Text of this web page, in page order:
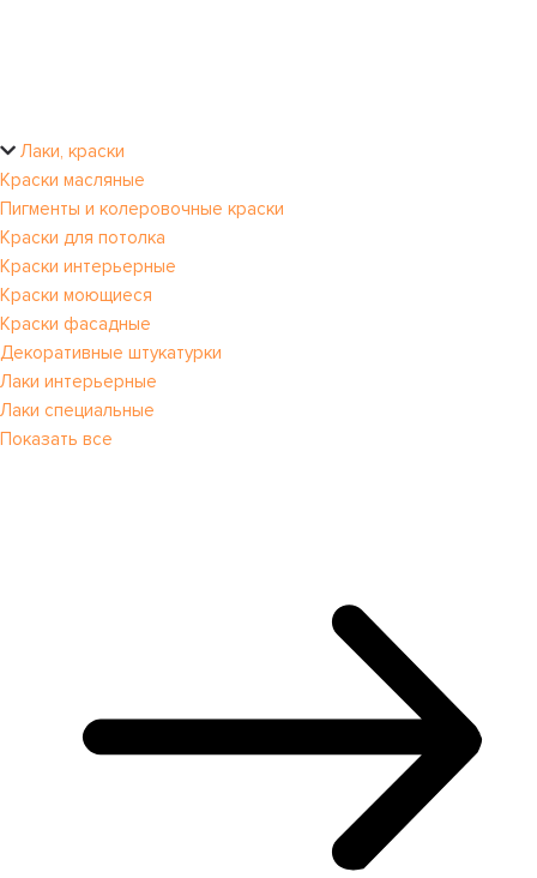
Лаки, краски
Краски масляные
Пигменты и колеровочные краски
Краски для потолка
Краски интерьерные
Краски моющиеся
Краски фасадные
Декоративные штукатурки
Лаки интерьерные
Лаки специальные
Показать все